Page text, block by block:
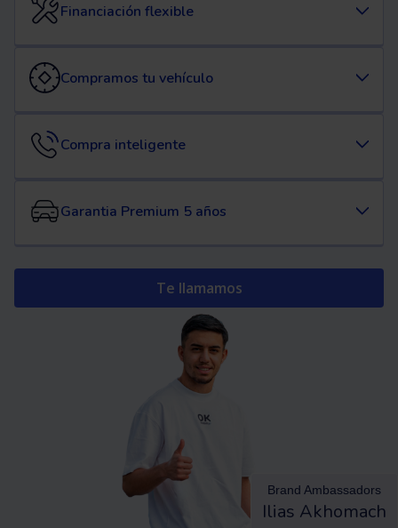
Financiación flexible
Compramos tu vehículo
Compra inteligente
Garantia Premium 5 años
Te llamamos
Brand Ambassadors
Ilias Akhomach